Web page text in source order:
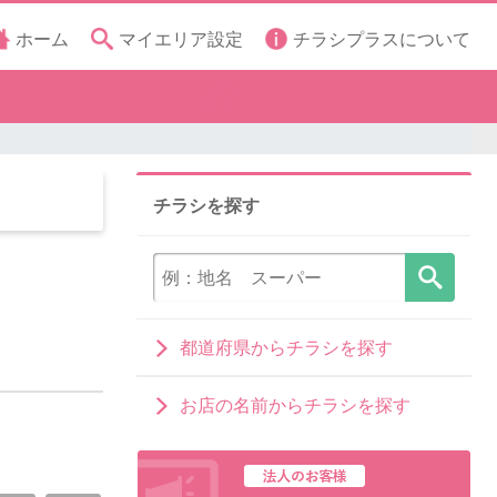
ホーム マイエリア設定 チラシプラスについて
チラシを探す
都道府県からチラシを探す
お店の名前からチラシを探す